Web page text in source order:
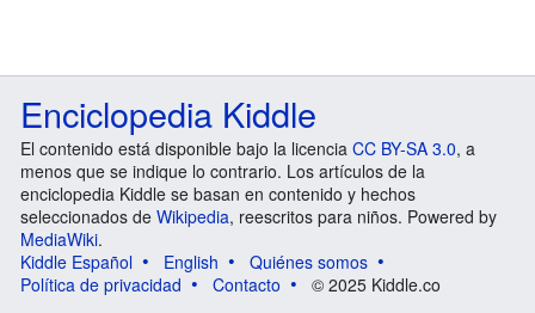
Enciclopedia Kiddle
El contenido está disponible bajo la licencia CC BY-SA 3.0, a
menos que se indique lo contrario. Los artículos de la
enciclopedia Kiddle se basan en contenido y hechos
seleccionados de Wikipedia, reescritos para niños. Powered by
MediaWiki.
Kiddle Español
English
Quiénes somos
Política de privacidad
Contacto © 2025 Kiddle.co